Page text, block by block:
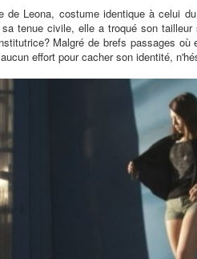
Leona, costume identique à celui
tenue civile, elle a troqué son
Malgré de brefs passages
effort pour cacher son identité,